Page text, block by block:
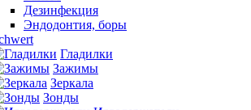
Дезинфекция
Эндодонтия, боры
Гладилки
Зажимы
Зеркала
Зонды